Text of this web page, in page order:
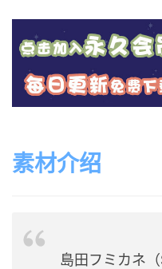
素材介绍
島田フミカネ